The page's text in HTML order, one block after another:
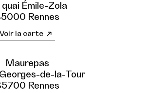
Émile-Zola
Rennes
Voir la carte
Maurepas
de-la-Tour
Rennes